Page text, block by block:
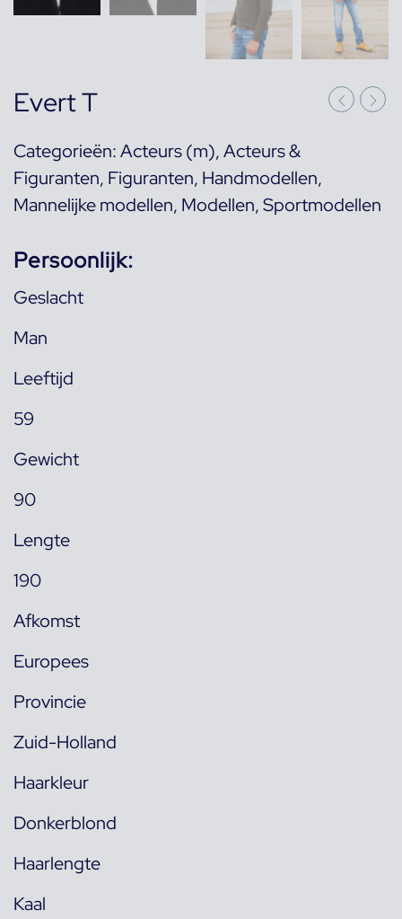
Evert T
Categorieën:Acteurs (m),Acteurs &
Figuranten, Figuranten, Handmodellen,
Mannelijke modellen, Modellen,Sportmodellen
Persoonlijk:
Geslacht
Man
Leeftijd
59
Gewicht
90
Lengte
190
Afkomst
Europees
Provincie
Zuid-Holland
Haarkleur
Donkerblond
Haarlengte
Kaal